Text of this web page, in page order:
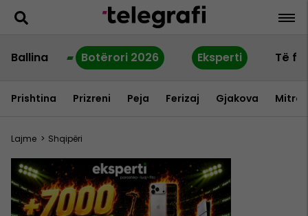
Ballina Botërori 2026 Eksperti Të
Prishtina Prizreni Peja Ferizaj Gjakova
Lajme > Shqipëri